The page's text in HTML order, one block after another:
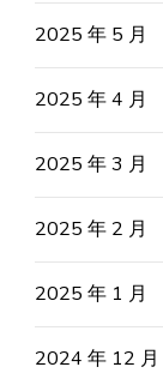
2025 年 5 月
2025 年 4 月
2025 年 3 月
2025 年 2 月
2025 年 1 月
2024 年 12 月